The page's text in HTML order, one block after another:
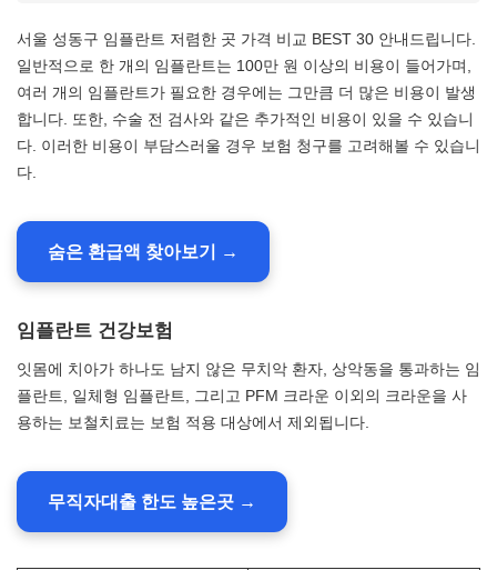
서울 성동구 임플란트 저렴한 곳 가격 비교 BEST 30 안내드립니다.
일반적으로 한 개의 임플란트는 100만 원 이상의 비용이 들어가며,
여러 개의 임플란트가 필요한 경우에는 그만큼 더 많은 비용이 발생
합니다. 또한, 수술 전 검사와 같은 추가적인 비용이 있을 수 있습니
다. 이러한 비용이 부담스러울 경우 보험 청구를 고려해볼 수 있습니
다.
숨은 환급액 찾아보기 →
임플란트 건강보험
잇몸에 치아가 하나도 남지 않은 무치악 환자, 상악동을 통과하는 임
플란트, 일체형 임플란트, 그리고 PFM 크라운 이외의 크라운을 사
용하는 보철치료는 보험 적용 대상에서 제외됩니다.
무직자대출 한도 높은곳 →